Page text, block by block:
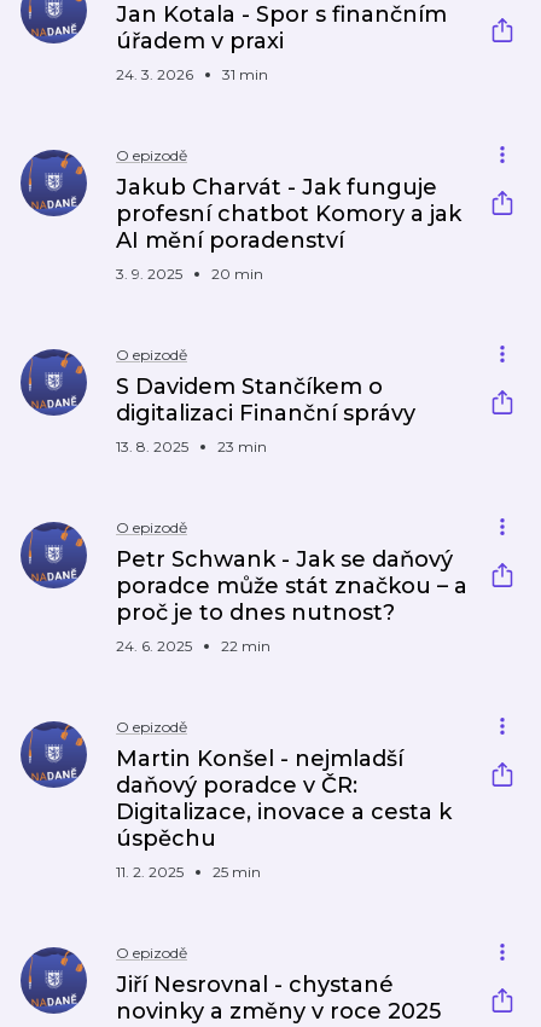
Jan Kotala - Spor s finančním
úřadem v praxi
24. 3. 2026 31 min
O epizodě
Jakub Charvát - Jak funguje
profesní chatbot Komory a jak
AI mění poradenství
3. 9. 2025 20 min
O epizodě
S Davidem Stančíkem o
digitalizaci Finanční správy
13. 8. 2025 23 min
O epizodě
Petr Schwank - Jak se daňový
poradce může stát značkou – a
proč je to dnes nutnost?
24. 6. 2025 22 min
O epizodě
Martin Konšel - nejmladší
daňový poradce v ČR:
Digitalizace, inovace a cesta k
úspěchu
11. 2. 2025 25 min
O epizodě
Jiří Nesrovnal - chystané
novinky a změny v roce 2025